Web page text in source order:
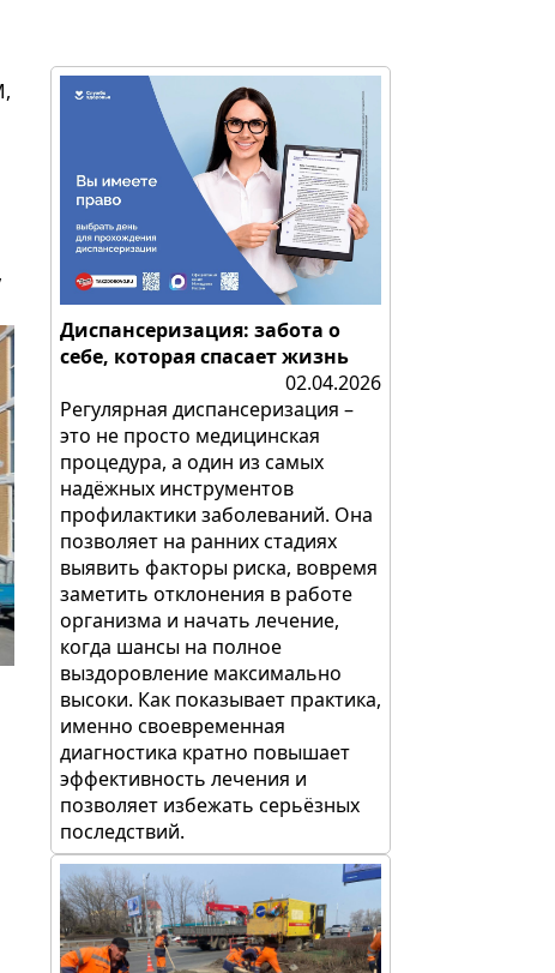
Диспансеризация: забота о
себе, которая спасает жизнь
02.04.2026
Регулярная диспансеризация –
это не просто медицинская
процедура, а один из самых
надёжных инструментов
профилактики заболеваний. Она
позволяет на ранних стадиях
выявить факторы риска, вовремя
заметить отклонения в работе
организма и начать лечение,
когда шансы на полное
выздоровление максимально
высоки. Как показывает практика,
именно своевременная
диагностика кратно повышает
эффективность лечения и
позволяет избежать серьёзных
последствий.